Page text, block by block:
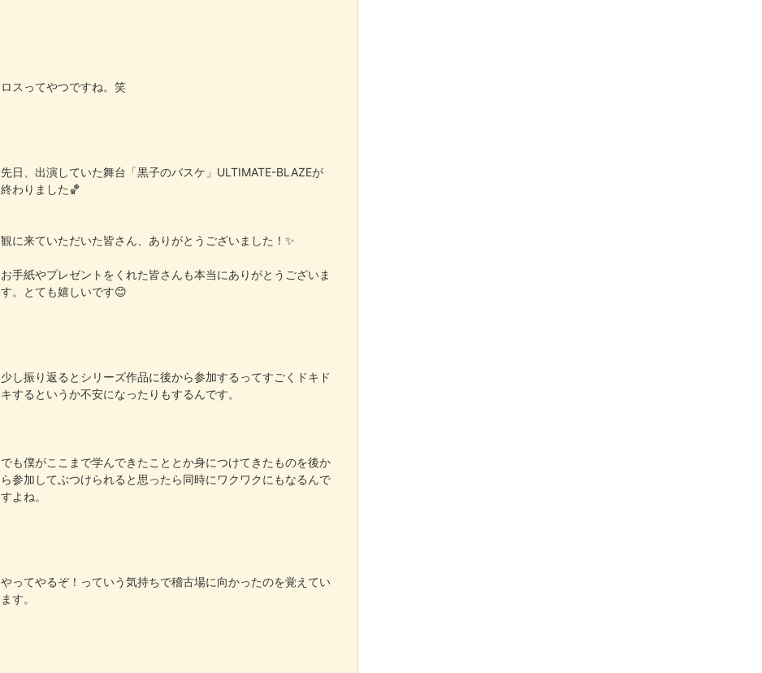
ロスってやつですね。笑
先日、出演していた舞台「黒子のバスケ」 ULTIMATE-BLAZEが
終わりました🏀
観に来ていただいた皆さん、ありがとうございました！ ✨
お手紙やプレゼントをくれた皆さんも本当にありがとうございま
す。とても嬉しいです😊
少し振り返るとシリーズ作品に後から参加するってすごくドキド
キするというか不安になったりもするんです。
でも僕がここまで学んできたこととか身につけてきたものを後か
ら参加してぶつけられると思ったら同時にワクワクにもなるんで
すよね。
やってやるぞ！っていう気持ちで稽古場に向かったのを覚えてい
ます。